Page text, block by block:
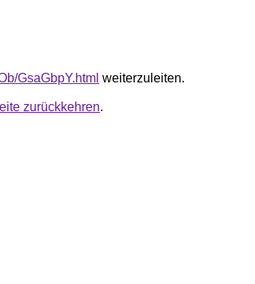
GsaGbpY.html weiterzuleiten.
zurückkehren.